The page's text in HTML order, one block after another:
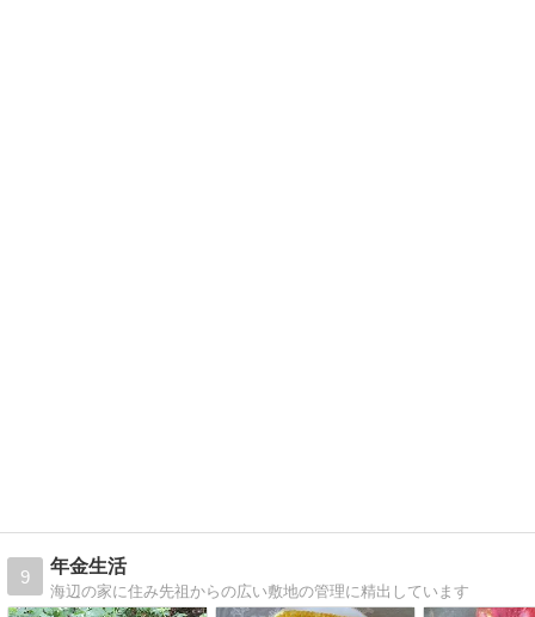
9
年金生活
海辺の家に住み先祖からの広い敷地の管理に精出しています